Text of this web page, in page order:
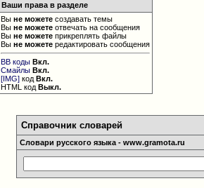
Ваши права в разделе
Выне можете создавать темы
Выне можете отвечать на сообщения
Выне можете прикреплять файлы
Выне можете редактировать сообщения
BB коды Вкл.
Смайлы Вкл.
[IMG] кодВкл.
HTML кодВыкл.
Справочник словарей
Словари русского языка - www.gramota.ru